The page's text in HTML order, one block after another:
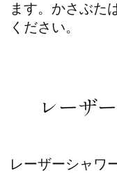
ます。かさぶた
ください。
レーザ
レーザーシャワ